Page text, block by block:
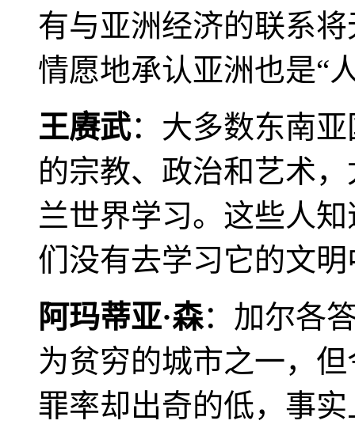
有与亚洲经济的联系
情愿地承认亚洲也是“
王赓武：大多数东南
的宗教、政治和艺术
兰世界学习。这些人
们没有去学习它的文
阿玛蒂亚·森：加尔各
为贫穷的城市之一，
罪率却出奇的低，事